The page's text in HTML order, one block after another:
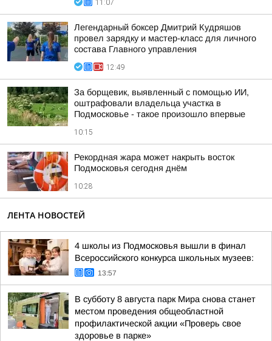
11:07
Легендарный боксер Дмитрий Кудряшов
провел зарядку и мастер-класс для личного
состава Главного управления
12:49
За борщевик, выявленный с помощью ИИ,
оштрафовали владельца участка в
Подмосковье - такое произошло впервые
10:15
Рекордная жара может накрыть восток
Подмосковья сегодня днём
10:28
ЛЕНТА НОВОСТЕЙ
4 школы из Подмосковья вышли в финал
Всероссийского конкурса школьных музеев:
13:57
В субботу 8 августа парк Мира снова станет
местом проведения общеобластной
профилактической акции «Проверь свое
здоровье в парке»